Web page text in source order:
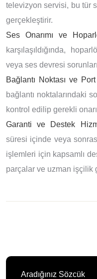
televizyon servisi, bu tür
gerçekleştirir.
Ses Onarımı ve
karşılaşıldığında,
veya ses devresi
Bağlantı Noktası ve Port
bağlantı noktalarındaki
kontrol edilip gerekli
Garanti ve Destek
süresi içinde veya
işlemleri için kapsamlı
parçalar ve uzman işçilik